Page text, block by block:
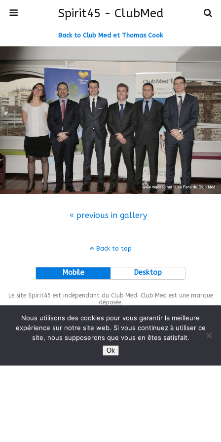
Spirit45 - ClubMed
Back to Club Med et Thomas Cook
« previous in gallery
Back to top
Mobile Desktop
Le site Spirit45 est indépendant du Club Med. Club Med est une marque
déposée.
This site is protected bywp-copyrightpro.com
Nous utilisons des cookies pour vous garantir la meilleure
expérience sur notre site web. Si vous continuez à utiliser ce
site, nous supposerons que vous en êtes satisfait.
Ok